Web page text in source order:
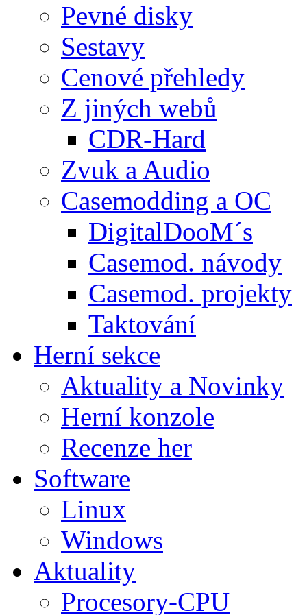
Pevné disky
Sestavy
Cenové přehledy
Z jiných webů
CDR-Hard
Zvuk a Audio
Casemodding a OC
DigitalDooM´s
Casemod. návody
Casemod. projekty
Taktování
Herní sekce
Aktuality a Novinky
Herní konzole
Recenze her
Software
Linux
Windows
Aktuality
Procesory-CPU